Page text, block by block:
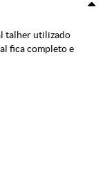
talher utilizado
fica completo e